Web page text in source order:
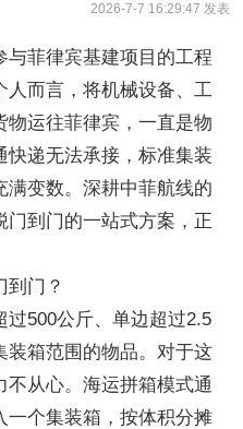
2026-7-7 16:29:47 发表
菲律宾基建项目的工程
而言，将机械设备、工
运往菲律宾，一直是物
递无法承接，标准集装
变数。深耕中菲航线的
到门的一站式方案，正
到门？
过500公斤、单边超过2.5
装箱范围的物品。对于这
从心。海运拼箱模式通
一个集装箱，按体积分摊